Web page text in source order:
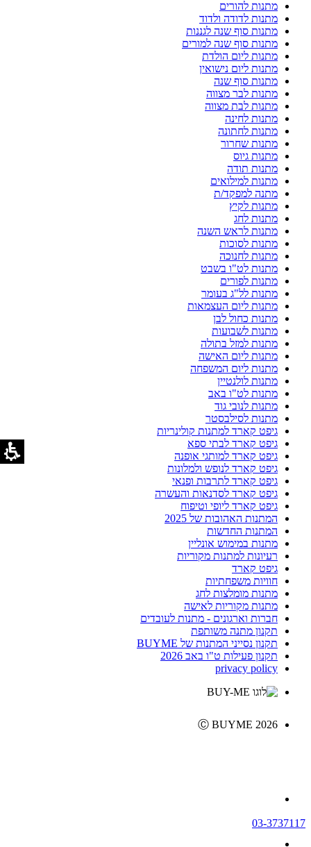
מתנות להורים
מתנות לדודה ולדוד
מתנות סוף שנה לגננות
מתנות סוף שנה למורים
מתנות ליום הולדת
מתנות ליום נישואין
מתנות סוף שנה
מתנות לבר מצווה
מתנות לבת מצווה
מתנות לחינה
מתנות לחתונה
מתנות שחרור
מתנות גיוס
מתנות תודה
מתנות למילואים
מתנה למפקד/ת
מתנות לקיץ
מתנות לחג
מתנות לראש השנה
מתנות לסוכות
מתנות לחנוכה
מתנות לט"ו בשבט
מתנות לפורים
מתנות לל"ג בעומר
מתנות ליום העצמאות
מתנות כחול לבן
מתנות לשבועות
מתנות למזל בתולה
מתנות ליום האישה
מתנות ליום המשפחה
מתנות לולנטיין
מתנות לט"ו באב
מתנות לנובי גוד
מתנות לסילבסטר
גיפט קארד למתנות קולינריות
גיפט קארד לבתי ספא
גיפט קארד למותגי אופנה
גיפט קארד לנופש ולמלונות
גיפט קארד לתרבות ופנאי
גיפט קארד לסדנאות והעשרה
גיפט קארד ליופי וטיפוח
המתנות האהובות של 2025
המתנות החדשות
מתנות במימוש אונליין
רעיונות למתנות מקוריות
גיפט קארד
חוויות משפחתיות
מתנות מומלצות לחג
מתנות מקוריות לאישה
חברות וארגונים - מתנות לעובדים
תקנון מתנה משותפת
תקנון נסייני המתנות של BUYME
תקנון פעילות ט"ו באב 2026
privacy policy
Ⓒ BUYME 2026
03-3737117